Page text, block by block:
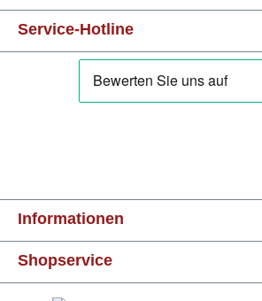
Service-Hotline
Informationen
Shopservice